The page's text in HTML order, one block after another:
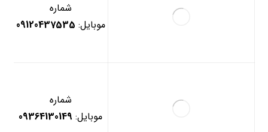
شماره
موبایل: 09120437535
شماره
موبایل: 09364130149